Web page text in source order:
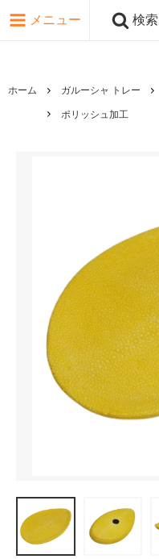
メニュー 検索
ホーム ガルーシャ トレー
ポリッシュ加工
ピンク・レッド系
ゴールド・シルバー系
日本伝文様シリーズ